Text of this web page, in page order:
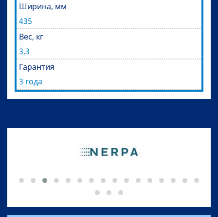
Ширина, мм
435
Вес, кг
3,3
Гарантия
3 года